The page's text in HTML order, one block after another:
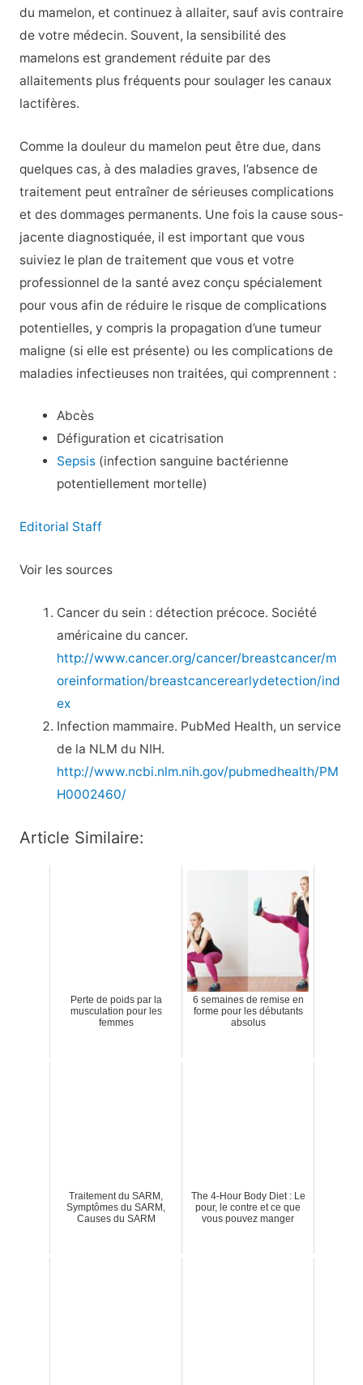
du mamelon, et continuez à allaiter, sauf avis contraire
de votre médecin. Souvent, la sensibilité des
mamelons est grandement réduite par des
allaitements plus fréquents pour soulager les canaux
lactifères.
Comme la douleur du mamelon peut être due, dans
quelques cas, à des maladies graves, l’absence de
traitement peut entraîner de sérieuses complications
et des dommages permanents. Une fois la cause sous-
jacente diagnostiquée, il est important que vous
suiviez le plan de traitement que vous et votre
professionnel de la santé avez conçu spécialement
pour vous afin de réduire le risque de complications
potentielles, y compris la propagation d’une tumeur
maligne (si elle est présente) ou les complications de
maladies infectieuses non traitées, qui comprennent :
Abcès
Défiguration et cicatrisation
Sepsis (infection sanguine bactérienne
potentiellement mortelle)
Editorial Staff
Voir les sources
Cancer du sein : détection précoce. Société
américaine du cancer.
http://www.cancer.org/cancer/breastcancer/m
oreinformation/breastcancerearlydetection/ind
ex
Infection mammaire. PubMed Health, un service
de la NLM du NIH.
http://www.ncbi.nlm.nih.gov/pubmedhealth/PM
H0002460/
Article Similaire:
Perte de poids par la
musculation pour les
femmes
6 semaines de remise en
forme pour les débutants
absolus
Traitement du SARM,
Symptômes du SARM,
Causes du SARM
The 4-Hour Body Diet : Le
pour, le contre et ce que
vous pouvez manger